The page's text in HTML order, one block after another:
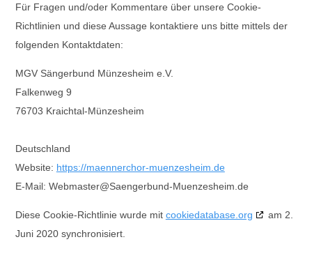
Für Fragen und/oder Kommentare über unsere Cookie-
Richtlinien und diese Aussage kontaktiere uns bitte mittels der
folgenden Kontaktdaten:
MGV Sängerbund Münzesheim e.V.
Falkenweg 9
76703 Kraichtal-Münzesheim
Deutschland
Website: https://maennerchor-muenzesheim.de
E-Mail: Webmaster@Saengerbund-Muenzesheim.de
Diese Cookie-Richtlinie wurde mit cookiedatabase.org
am 2.
Juni 2020 synchronisiert.